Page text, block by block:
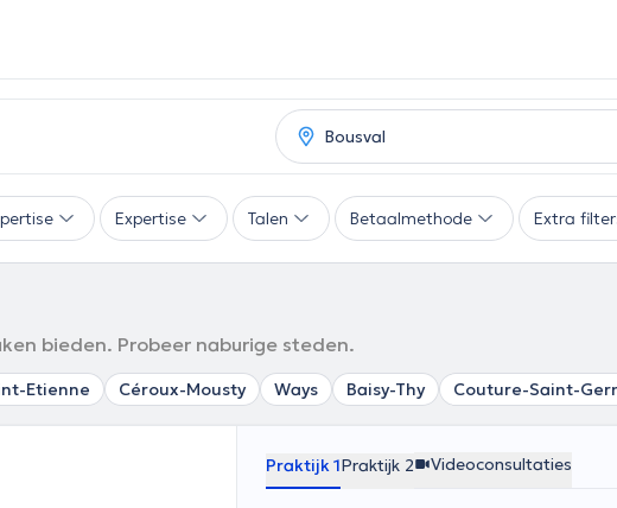
Expertise Talen Betaalmethode Extra
bieden. Probeer naburige steden.
Etienne Céroux-Mousty Ways Baisy-Thy Couture-Saint-
Praktijk 1Praktijk 2 Videoconsultaties